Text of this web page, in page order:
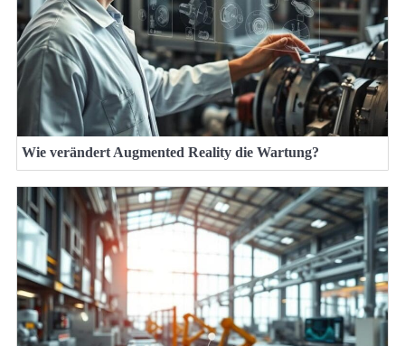
Wie verändert Augmented Reality die Wartung?